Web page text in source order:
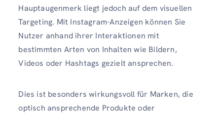
Hauptaugenmerk liegt jedoch auf dem visuellen
Targeting. Mit Instagram-Anzeigen können Sie
Nutzer anhand ihrer Interaktionen mit
bestimmten Arten von Inhalten wie Bildern,
Videos oder Hashtags gezielt ansprechen.
Dies ist besonders wirkungsvoll für Marken, die
optisch ansprechende Produkte oder